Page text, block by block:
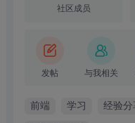
社区成员
发帖 与我相关
前端 学习 经验分